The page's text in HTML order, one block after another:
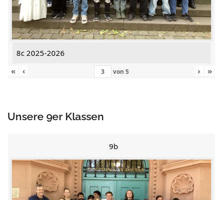
8c 2025-2026
«
‹ von 5 › »
Unsere 9er Klassen
9b